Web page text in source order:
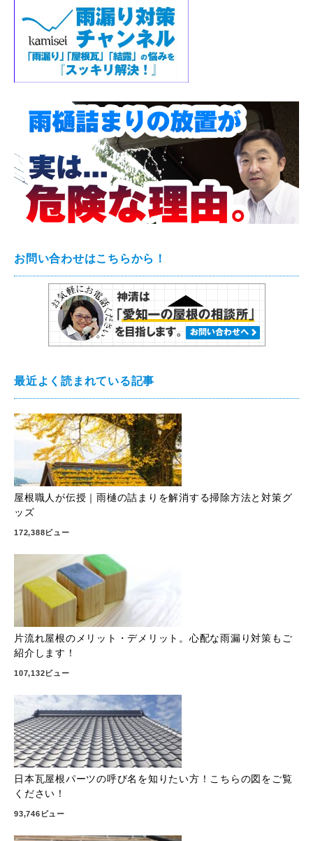
お問い合わせはこちらから！
最近よく読まれている記事
屋根職人が伝授｜雨樋の詰まりを解消する掃除方法と対策グ
ッズ
172,388ビュー
片流れ屋根のメリット・デメリット。心配な雨漏り対策もご
紹介します！
107,132ビュー
日本瓦屋根パーツの呼び名を知りたい方！こちらの図をご覧
ください！
93,746ビュー